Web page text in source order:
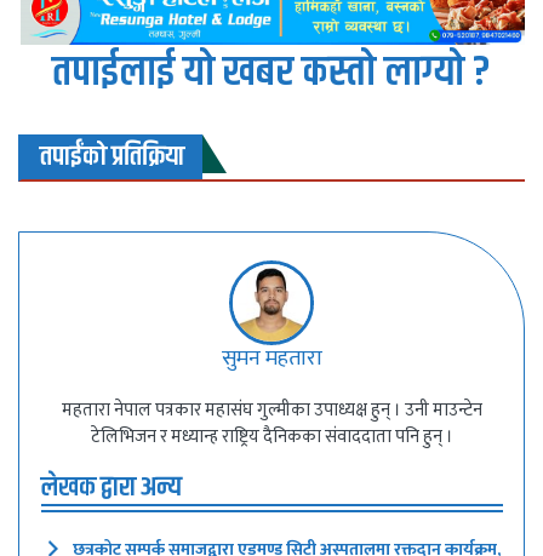
तपाईलाई यो खबर कस्तो लाग्यो ?
तपाईंको प्रतिक्रिया
सुमन महतारा
महतारा नेपाल पत्रकार महासंघ गुल्मीका उपाध्यक्ष हुन् । उनी माउन्टेन
टेलिभिजन र मध्यान्ह राष्ट्रिय दैनिकका संवाददाता पनि हुन् ।
लेखक द्वारा अन्य
छत्रकोट सम्पर्क समाजद्वारा एडमण्ड सिटी अस्पतालमा रक्तदान कार्यक्रम,